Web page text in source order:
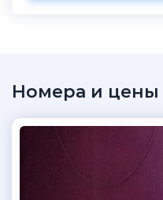
Номера и цены